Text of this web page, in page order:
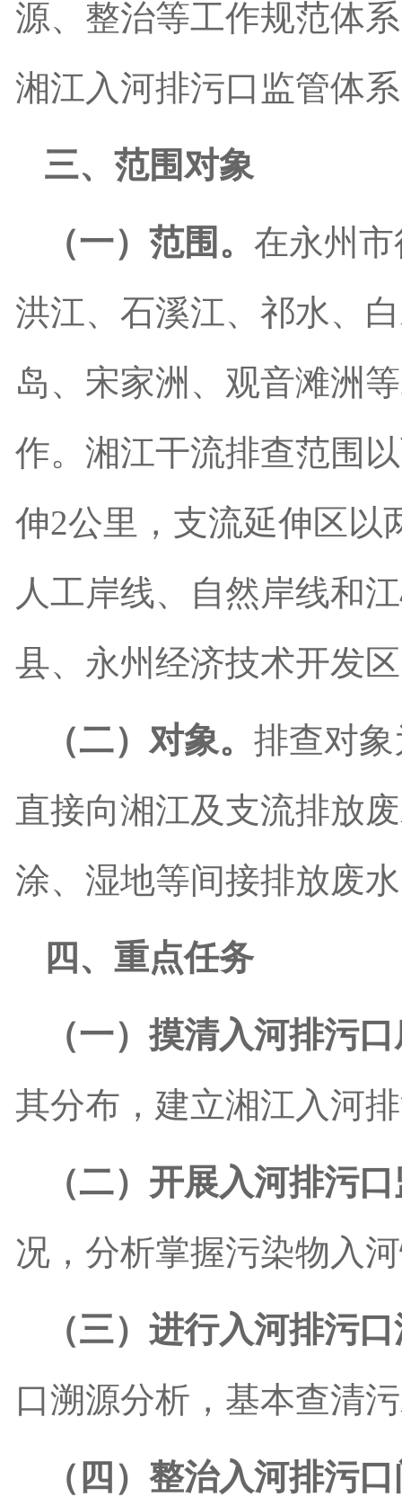
源、整治等工作规范体
湘江入河排污口监管体
三、范围对象
（一）范围。 在永州
洪江、石溪江、祁水、
岛、宋家洲 、观音滩洲等
作。湘江干流排查范围
伸2公里，支流延伸区以
人工岸线、
自然岸线和
县、永州经济技术开发
（二）对象。 排查对
直接向湘江及支流排放
涂、湿地等间接排放废
四、重点任务
（一）摸清入河排污
其分布，建立湘江入河
（二）开展入河排污
况，分析掌握污染物入
（三）进行入河排污
口溯源分析，基本查清
（四）整治入河排污